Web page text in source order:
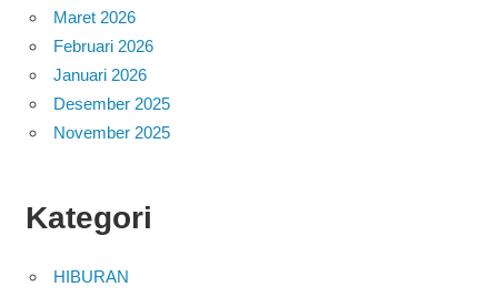
Maret 2026
Februari 2026
Januari 2026
Desember 2025
November 2025
Kategori
HIBURAN